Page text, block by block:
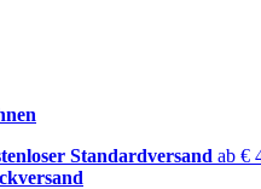
Standardversand ab €